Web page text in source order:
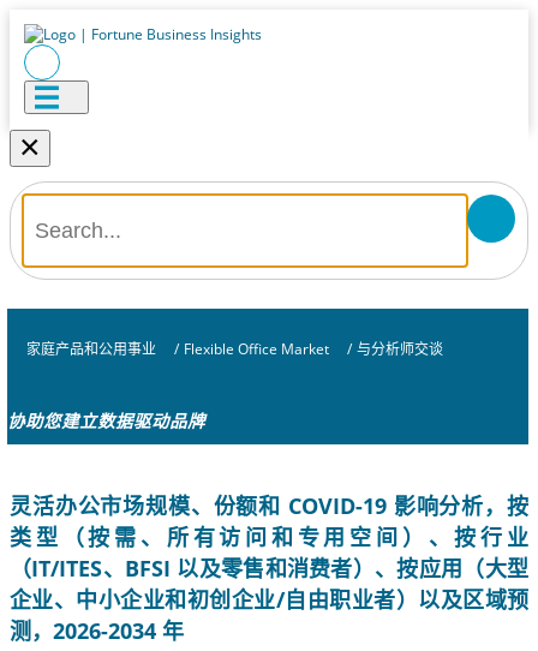
×
家庭产品和公用事业 / Flexible Office Market / 与分析师交谈
协助您建立数据驱动品牌
灵活办公市场规模、份额和 COVID-19 影响分析，按
类型（按需、所有访问和专用空间）、按行业
（IT/ITES、BFSI 以及零售和消费者）、按应用（大型
企业、中小企业和初创企业/自由职业者）以及区域预
测，2026-2034 年